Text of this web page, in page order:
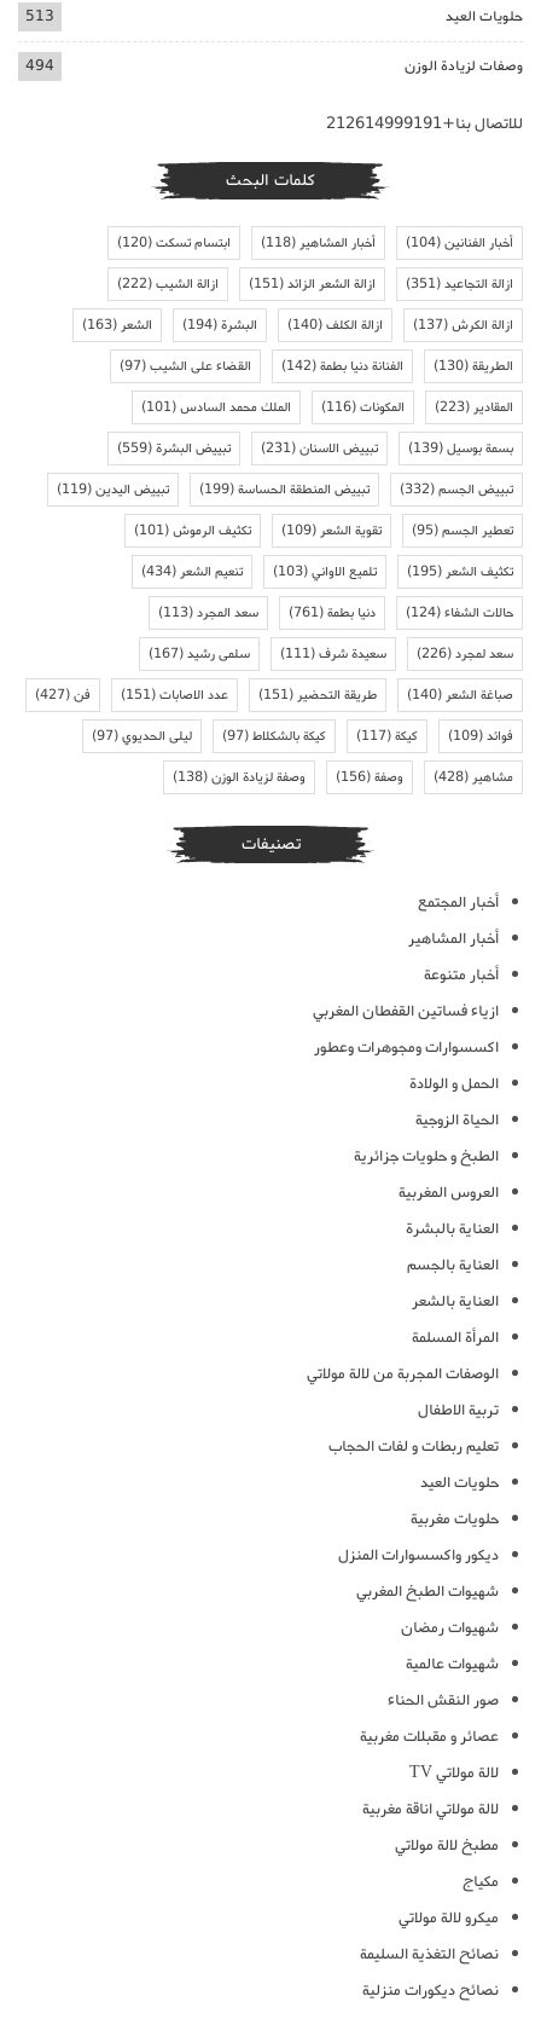
حلويات العيد 513
وصفات لزيادة الوزن 494
للاتصال بنا+212614999191
كلمات البحث
أخبار الفنانين(104) أخبار المشاهير(118) ابتسام تسكت(120)
ازالة التجاعيد(351) ازالة الشعر الزائد(151) ازالة الشيب(222)
ازالة الكرش(137) ازالة الكلف(140) البشرة(194) الشعر(163)
الطريقة(130) الفنانة دنيا بطمة(142) القضاء على الشيب(97)
المقادير(223) المكونات(116) الملك محمد السادس(101)
بسمة بوسيل(139) تبييض الاسنان(231) تبييض البشرة(559)
تبييض الجسم(332) تبييض المنطقة الحساسة(199) تبييض اليدين(119)
تعطير الجسم(95) تقوية الشعر(109) تكثيف الرموش(101)
تكثيف الشعر(195) تلميع الاواني(103) تنعيم الشعر(434)
حالات الشفاء(124) دنيا بطمة(761) سعد المجرد(113)
سعد لمجرد(226) سعيدة شرف(111) سلمى رشيد(167)
صباغة الشعر(140) طريقة التحضير(151) عدد الاصابات(151) فن(427)
فوائد(109) كيكة(117) كيكة بالشكلاط(97) ليلى الحديوي(97)
مشاهير(428) وصفة(156) وصفة لزيادة الوزن(138)
تصنيفات
أخبار المجتمع
أخبار المشاهير
أخبار متنوعة
ازياء فساتين القفطان المغربي
اكسسوارات ومجوهرات وعطور
الحمل و الولادة
الحياة الزوجية
الطبخ و حلويات جزائرية
العروس المغربية
العناية بالبشرة
العناية بالجسم
العناية بالشعر
المرأة المسلمة
الوصفات المجربة من لالة مولاتي
تربية الاطفال
تعليم ربطات و لفات الحجاب
حلويات العيد
حلويات مغربية
ديكور واكسسوارات المنزل
شهيوات الطبخ المغربي
شهيوات رمضان
شهيوات عالمية
صور النقش الحناء
عصائر و مقبلات مغربية
لالة مولاتي TV
لالة مولاتي اناقة مغربية
مطبخ لالة مولاتي
مكياج
ميكرو لالة مولاتي
نصائح التغذية السليمة
نصائح ديكورات منزلية